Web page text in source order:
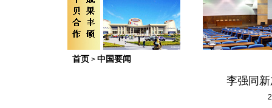
首页 > 中国要闻
李强同